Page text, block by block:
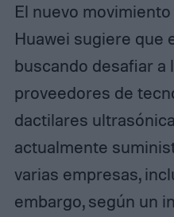
El nuevo
Huawei sugiere que
buscando desafiar a
proveedores de
dactilares
actualmente
varias empresas,
embargo, según un